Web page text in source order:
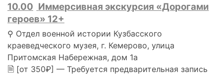
10.00 Иммерсивная экскурсия «Дорогами
героев» 12+
⚲ Отдел военной истории Кузбасского
краеведческого музея, г. Кемерово, улица
Притомская Набережная, дом 1а
🗎 [от 350₽] — Требуется предварительная запись